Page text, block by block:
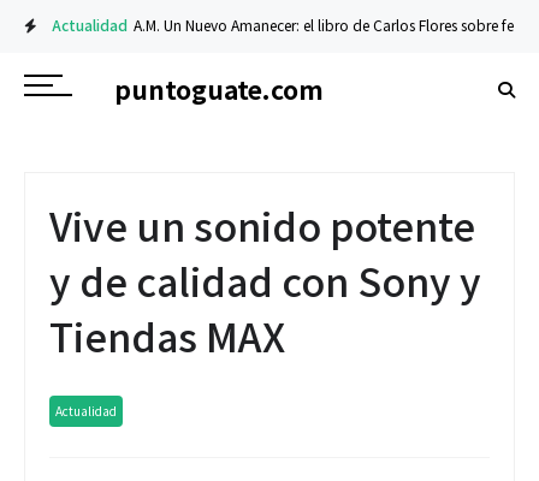
Actualidad A.M. Un Nuevo Amanecer: el libro de Carlos Flores sobre fe y
puntoguate.com
Vive un sonido potente
y de calidad con Sony y
Tiendas MAX
Actualidad